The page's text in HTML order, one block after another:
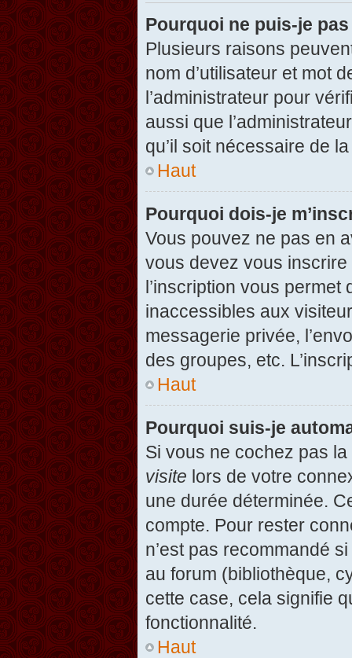
Pourquoi ne puis-je
Plusieurs raisons
nom d’utilisateur et mot
l’administrateur pour
aussi que
qu’il soit nécessaire de
Haut
Pourquoi dois-je
Vous pouvez ne pas en
vous devez vous
l’inscription vous
inaccessibles aux
messagerie privée,
des groupes, etc.
Haut
Pourquoi suis-je
Si vous ne cochez pas
visite lors de votre
une durée déterminée.
compte. Pour rester
n’est pas recommandé
au forum (bibliothèque,
cette case, cela signifie
fonctionnalité.
Haut